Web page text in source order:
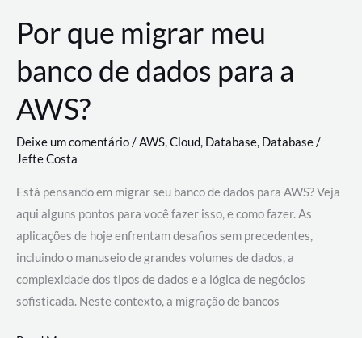
Por que migrar meu
banco de dados para a
AWS?
Deixe um comentário/AWS,Cloud, Database, Database/
Jefte Costa
Está pensando em migrar seu banco de dados para AWS? Veja
aqui alguns pontos para você fazer isso, e como fazer. As
aplicações de hoje enfrentam desafios sem precedentes,
incluindo o manuseio de grandes volumes de dados, a
complexidade dos tipos de dados e a lógica de negócios
sofisticada. Neste contexto, a migração de bancos